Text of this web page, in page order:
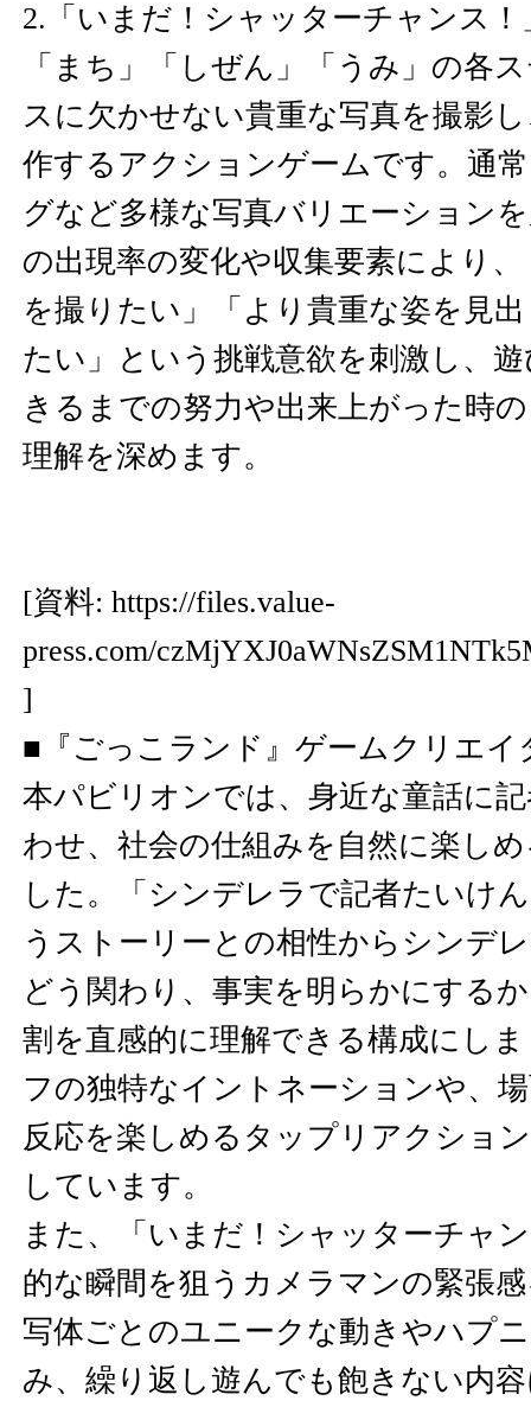
2.「いまだ！シャッターチャンス！
「まち」「しぜん」「うみ」の各
スに欠かせない貴重な写真を撮影
作するアクションゲームです。通
グなど多様な写真バリエーション
の出現率の変化や収集要素により
を撮りたい」「より貴重な姿を見
たい」という挑戦意欲を刺激し、
きるまでの努力や出来上がった時
理解を深めます。
[資料: https://files.value-
press.com/
]
■『ごっこランド』ゲームクリエイ
本パビリオンでは、身近な童話に
わせ、社会の仕組みを自然に楽し
した。「シンデレラで記者たいけ
うストーリーとの相性からシンデ
どう関わり、事実を明らかにする
割を直感的に理解できる構成にし
フの独特なイントネーションや、
反応を楽しめるタップリアクショ
しています。
また、「いまだ！シャッターチャ
的な瞬間を狙うカメラマンの緊張
写体ごとのユニークな動きやハプ
み、繰り返し遊んでも飽きない内